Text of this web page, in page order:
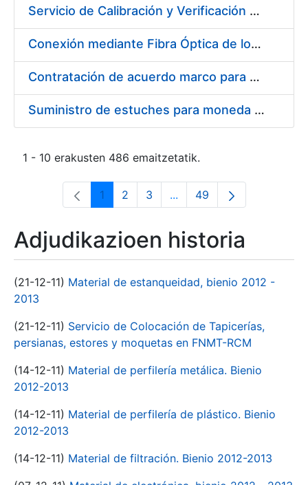
Servicio de Calibración y Verificación Externa de los Equipos de Medición del Servicio de Prevención de la FNMT-RCM
Conexión mediante Fibra Óptica de los Centros de Proceso de Datos (CPDs) de las sedes de la FNMT-RCM de Burgos y Madrid
Contratación de acuerdo marco para el Suministro de Material de Electricidad para la Fábrica Nacional de Moneda y Timbre-Real Casa de la Moneda en su centro de trabajo de Burgos
Suministro de estuches para moneda de 30 €
1 - 10 erakusten 486 emaitzetatik.
Orrialdea
1 Orrialdea
2 Orrialdea
3 ...Intermediate Pages Use
Orrialdea
49
Adjudikazioen historia
(21-12-11) Material de estanqueidad, bienio 2012 -
2013
(21-12-11) Servicio de Colocación de Tapicerías,
persianas, estores y moquetas en FNMT-RCM
(14-12-11) Material de perfilería metálica. Bienio
2012-2013
(14-12-11) Material de perfilería de plástico. Bienio
2012-2013
(14-12-11) Material de filtración. Bienio 2012-2013